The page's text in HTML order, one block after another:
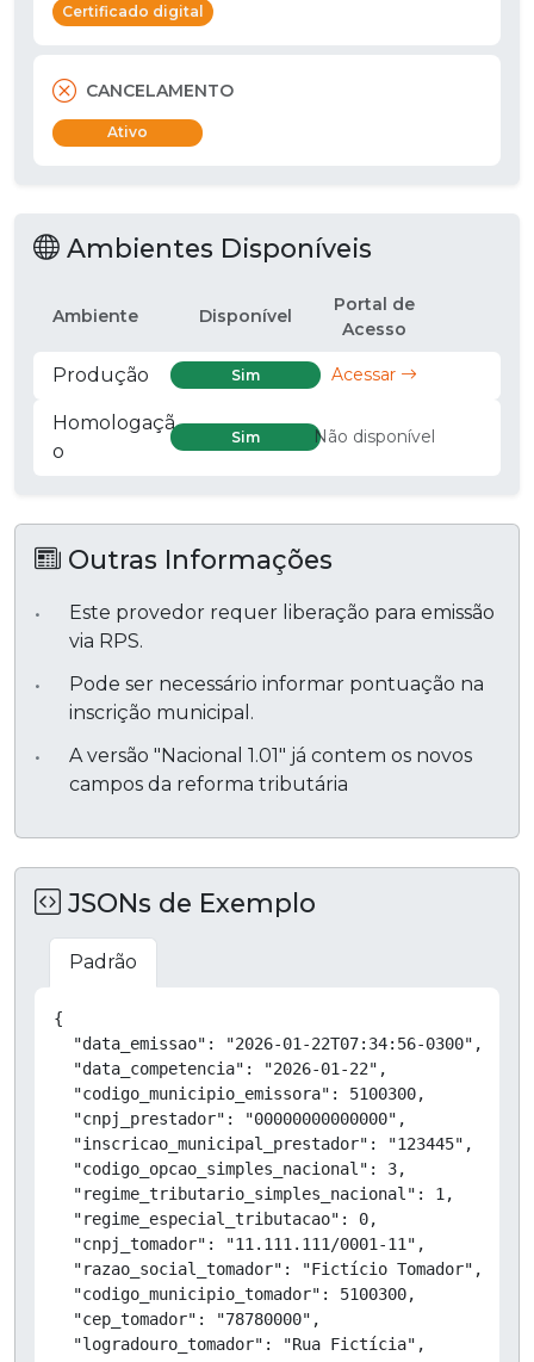
Certificado digital
CANCELAMENTO
Ativo
Ambientes Disponíveis
Ambiente Disponível
Portal de
Acesso
Produção Sim Acessar
Homologaçã
o
Sim Não disponível
Outras Informações
Este provedor requer liberação para emissão
via RPS.
Pode ser necessário informar pontuação na
inscrição municipal.
A versão "Nacional 1.01" já contem os novos
campos da reforma tributária
JSONs de Exemplo
Padrão
{
  "data_emissao": "2026-01-22T07:34:56-0300",
  "data_competencia": "2026-01-22",
  "codigo_municipio_emissora": 5100300,
  "cnpj_prestador": "00000000000000",
  "inscricao_municipal_prestador": "123445",
  "codigo_opcao_simples_nacional": 3,
  "regime_tributario_simples_nacional": 1,
  "regime_especial_tributacao": 0,
  "cnpj_tomador": "11.111.111/0001-11",
  "razao_social_tomador": "Fictício Tomador",
  "codigo_municipio_tomador": 5100300,
  "cep_tomador": "78780000",
  "logradouro_tomador": "Rua Fictícia",